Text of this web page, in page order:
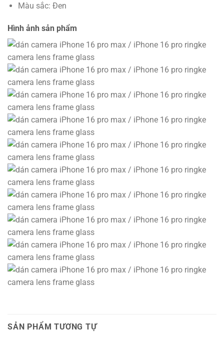
Màu sắc: Đen
Hình ảnh sản phẩm
SẢN PHẨM TƯƠNG TỰ